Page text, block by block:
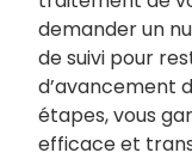
demander un
de suivi pour
d’avancement
étapes, vous
efficace et